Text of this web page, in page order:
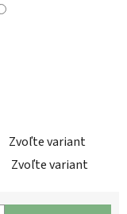
Zvoľte variant
Zvoľte variant